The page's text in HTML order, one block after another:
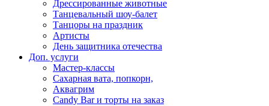
Дрессированные животные
Танцевальный шоу-балет
Танцоры на праздник
Артисты
День защитника отечества
Доп. услуги
Мастер-классы
Сахарная вата, попкорн,
Аквагрим
Candy Bar и торты на заказ